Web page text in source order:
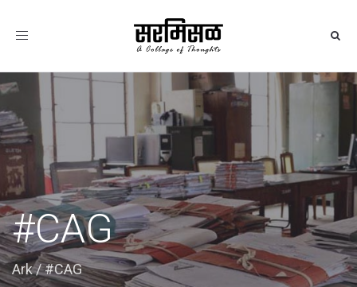
Toggle
#CAG
Ark/#CAG